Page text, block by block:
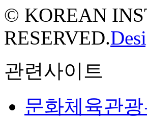
© KOREAN
RESERVED.
관련사이트
문화체육관광